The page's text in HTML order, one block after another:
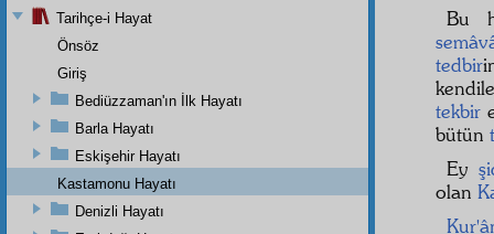
Bu
tedbir
tekbir
bütün
Ey
olan
Tarihçe-i Hayat
Önsöz
Giriş
Bediüzzaman'ın İlk Hayatı
Barla Hayatı
Eskişehir Hayatı
Kastamonu Hayatı
Denizli Hayatı